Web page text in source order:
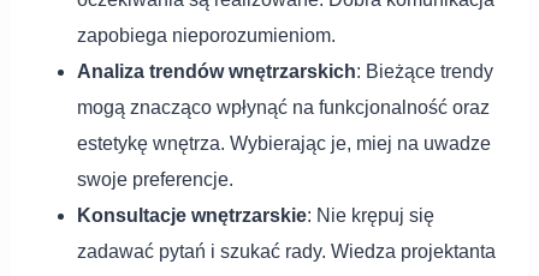
zapobiega nieporozumieniom.
Analiza trendów wnętrzarskich: Bieżące trendy
mogą znacząco wpłynąć na funkcjonalność oraz
estetykę wnętrza. Wybierając je, miej na uwadze
swoje preferencje.
Konsultacje wnętrzarskie: Nie krępuj się
zadawać pytań i szukać rady. Wiedza projektanta